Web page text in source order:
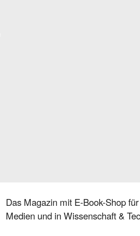
Das Magazin mit E-Book-Shop
Medien und in Wissenschaft &